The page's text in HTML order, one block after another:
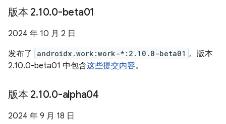
版本 2.10.0-beta01
2024 年 10 月 2 日
发布了
androidx.work:work-*:2.10.0-beta01 。版本
2.10.0-beta01 中包含这些提交内容。
版本 2.10.0-alpha04
2024 年 9 月 18 日